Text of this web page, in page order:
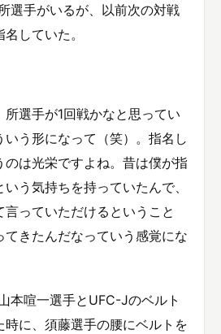
選手がいるが、以前次の対戦
していた。
選手が1回戦かなと思ってい
いう形になって（笑）。指名し
のは光栄ですよね。昔は僕が指
う気持ちを持っていたんで、
言っていただけるということ
てきたんだなっていう感覚にな
本喧一選手とUFC-Jのベルト
時に、須藤選手の腰にベルトを